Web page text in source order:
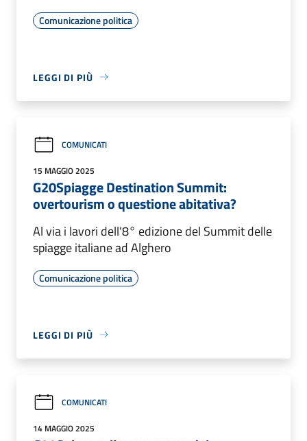
Comunicazione politica
LEGGI DI PIÙ
COMUNICATI
15 MAGGIO 2025
G20Spiagge Destination Summit:
overtourism o questione abitativa?
Al via i lavori dell'8° edizione del Summit delle
spiagge italiane ad Alghero
Comunicazione politica
LEGGI DI PIÙ
COMUNICATI
14 MAGGIO 2025